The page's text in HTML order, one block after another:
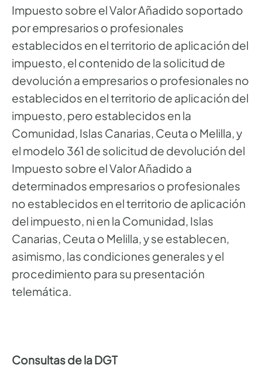
Impuesto sobre el Valor Añadido soportado
por empresarios o profesionales
establecidos en el territorio de aplicación del
impuesto, el contenido de la solicitud de
devolución a empresarios o profesionales no
establecidos en el territorio de aplicación del
impuesto, pero establecidos en la
Comunidad, Islas Canarias, Ceuta o Melilla, y
el modelo 361 de solicitud de devolución del
Impuesto sobre el Valor Añadido a
determinados empresarios o profesionales
no establecidos en el territorio de aplicación
del impuesto, ni en la Comunidad, Islas
Canarias, Ceuta o Melilla, y se establecen,
asimismo, las condiciones generales y el
procedimiento para su presentación
telemática.
Consultas de la DGT